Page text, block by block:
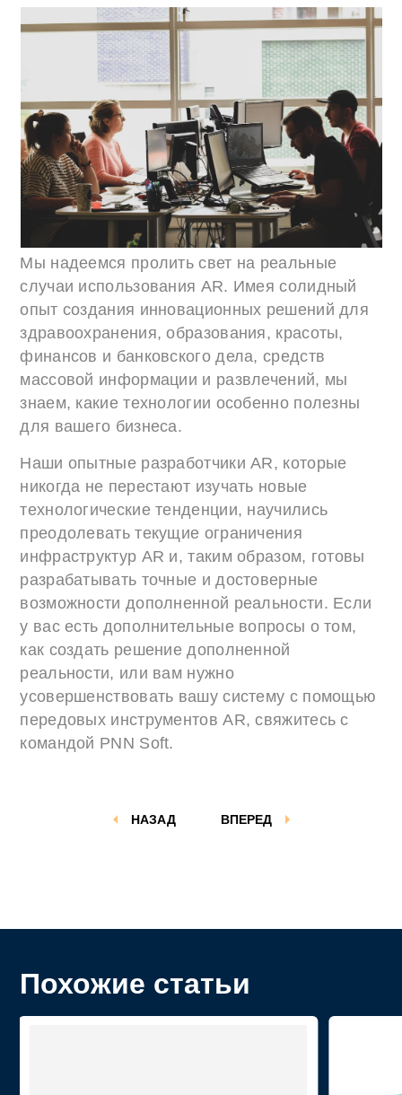
Мы надеемся пролить свет на реальные
случаи использования AR. Имея солидный
опыт создания инновационных решений для
здравоохранения, образования, красоты,
финансов и банковского дела, средств
массовой информации и развлечений, мы
знаем, какие технологии особенно полезны
для вашего бизнеса.
Наши опытные разработчики AR, которые
никогда не перестают изучать новые
технологические тенденции, научились
преодолевать текущие ограничения
инфраструктур AR и, таким образом, готовы
разрабатывать точные и достоверные
возможности дополненной реальности. Если
у вас есть дополнительные вопросы о том,
как создать решение дополненной
реальности, или вам нужно
усовершенствовать вашу систему с помощью
передовых инструментов AR, свяжитесь с
командой PNN Soft.
ВПЕРЕД
НАЗАД
Похожие статьи